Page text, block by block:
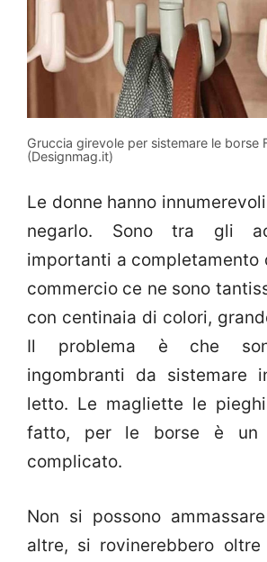
Gruccia girevole per sistemare le borse
(Designmag.it)
Le donne hanno
negarlo. Sono tra gli
importanti a completamento
commercio ce ne sono
con centinaia di colori,
Il problema è che
ingombranti da sistemare
letto. Le magliette le
fatto, per le borse è un
complicato.
Non si possono
altre, si rovinerebbero